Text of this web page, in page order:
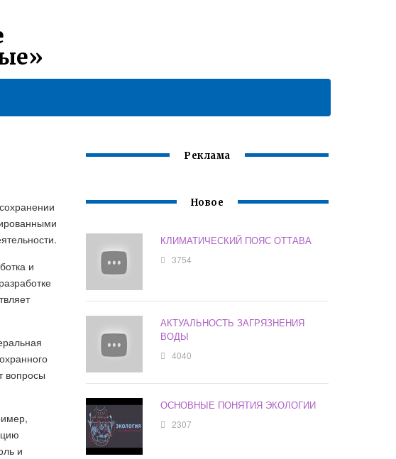
и
вопросы
и
Реклама
Новое
КЛИМАТИЧЕСКИЙ ПОЯС ОТТАВА
3754
АКТУАЛЬНОСТЬ ЗАГРЯЗНЕНИЯ
ВОДЫ
4040
ОСНОВНЫЕ ПОНЯТИЯ ЭКОЛОГИИ
2307